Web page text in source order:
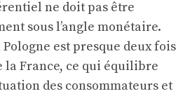
ne doit pas être
sous l’angle monétaire.
est presque deux fois
France, ce qui équilibre
des consommateurs et